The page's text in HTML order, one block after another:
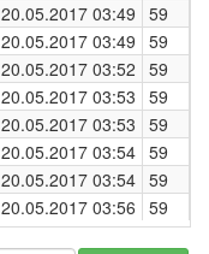
20.05.2017 03:49 59
20.05.2017 03:49 59
20.05.2017 03:52 59
20.05.2017 03:53 59
20.05.2017 03:53 59
20.05.2017 03:54 59
20.05.2017 03:54 59
20.05.2017 03:56 59